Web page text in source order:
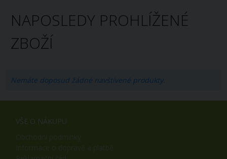
NAPOSLEDY PROHLÍŽENÉ
ZBOŽÍ
Nemáte doposud žádné navštívené produkty.
VŠE O NÁKUPU